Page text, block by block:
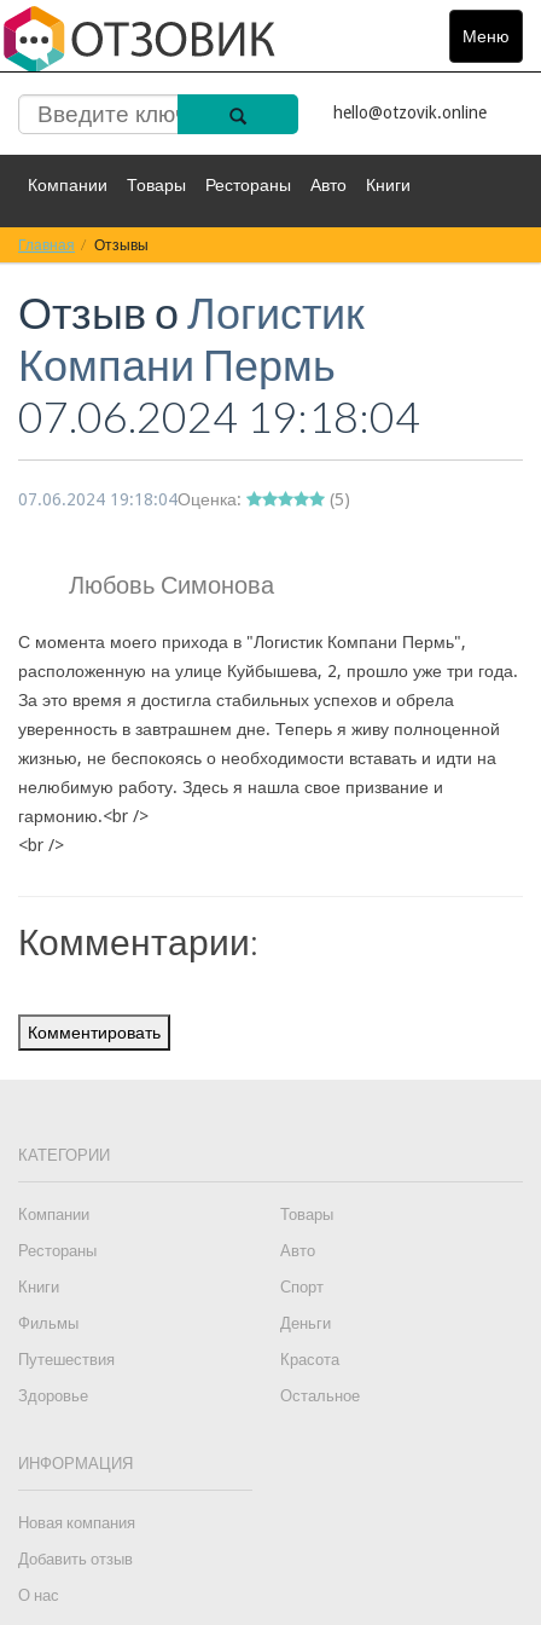
Меню
Toggle
hello@otzovik.online
Компании Товары Рестораны Авто Книги
Спорт Фильмы
Красота Здоровье Остальное
Главная Отзывы
Отзыв оЛогистик
Компани Пермь
07.06.2024 19:18:04
07.06.2024 19:18:04Оценка: (5)
Любовь Симонова
С момента моего прихода в "Логистик Компани Пермь",
расположенную на улице Куйбышева, 2, прошло уже три года.
За это время я достигла стабильных успехов и обрела
уверенность в завтрашнем дне. Теперь я живу полноценной
жизнью, не беспокоясь о необходимости вставать и идти на
нелюбимую работу. Здесь я нашла свое призвание и
гармонию.<br />
<br />
Комментарии:
Комментировать
КАТЕГОРИИ
Компании
Товары
Рестораны
Авто
Книги
Спорт
Фильмы
Деньги
Путешествия
Красота
Здоровье
Остальное
ИНФОРМАЦИЯ
Новая компания
Добавить отзыв
О нас